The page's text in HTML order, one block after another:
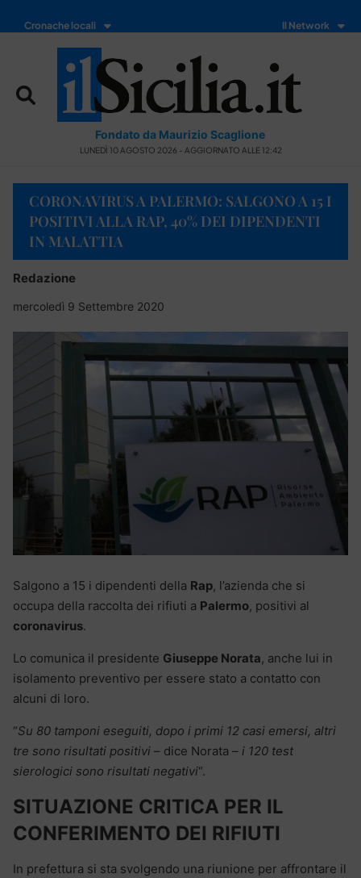
Cronache locali Il Network
Fondato da Maurizio Scaglione
LUNEDÌ 10 AGOSTO 2026 - AGGIORNATO ALLE 12:42
CORONAVIRUS A PALERMO: SALGONO A 15 I
POSITIVI ALLA RAP, 40% DEI DIPENDENTI
IN MALATTIA
Redazione
mercoledì 9 Settembre 2020
Salgono a 15 i dipendenti della Rap, l’azienda che si
occupa della raccolta dei rifiuti a Palermo, positivi al
coronavirus.
Lo comunica il presidente Giuseppe Norata, anche lui in
isolamento preventivo per essere stato a contatto con
alcuni di loro.
“Su 80 tamponi eseguiti, dopo i primi 12 casi emersi, altri
tre sono risultati positivi – dice Norata – i 120 test
sierologici sono risultati negativi“.
SITUAZIONE CRITICA PER IL
CONFERIMENTO DEI RIFIUTI
In prefettura si sta svolgendo una riunione per affrontare il